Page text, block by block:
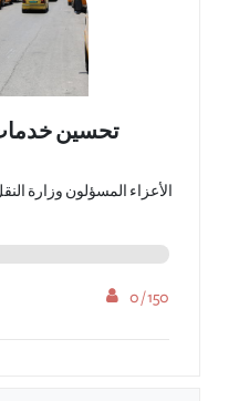
تحسين
الأعزاء المسؤلون وزارة
0 / 150